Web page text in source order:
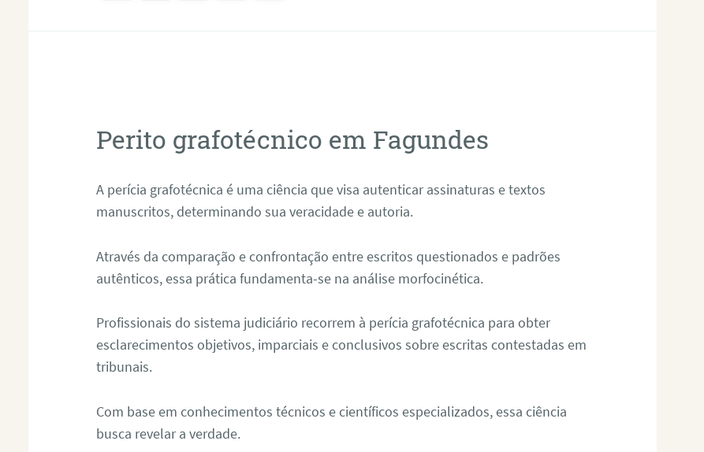
Perito grafotécnico em Fagundes
A perícia grafotécnica é uma ciência que visa autenticar assinaturas e textos
manuscritos, determinando sua veracidade e autoria.
Através da comparação e confrontação entre escritos questionados e padrões
autênticos, essa prática fundamenta-se na análise morfocinética.
Profissionais do sistema judiciário recorrem à perícia grafotécnica para obter
esclarecimentos objetivos, imparciais e conclusivos sobre escritas contestadas em
tribunais.
Com base em conhecimentos técnicos e científicos especializados, essa ciência
busca revelar a verdade.